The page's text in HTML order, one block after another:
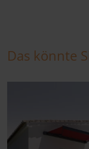
Das könnte